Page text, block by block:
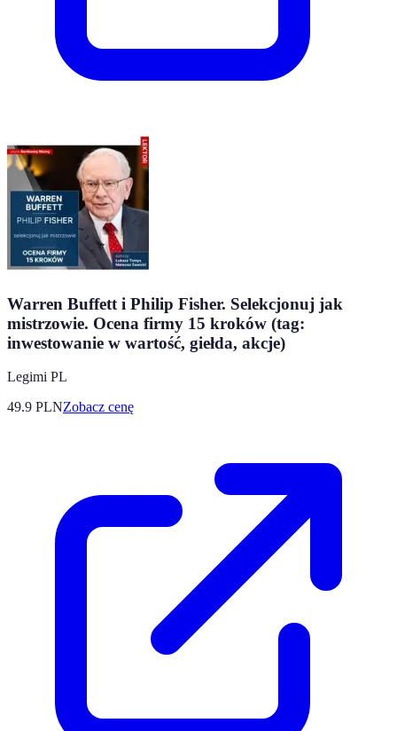
Warren Buffett i Philip Fisher. Selekcjonuj jak
mistrzowie. Ocena firmy 15 kroków (tag:
inwestowanie w wartość, giełda, akcje)
Legimi PL
49.9 PLNZobacz cenę